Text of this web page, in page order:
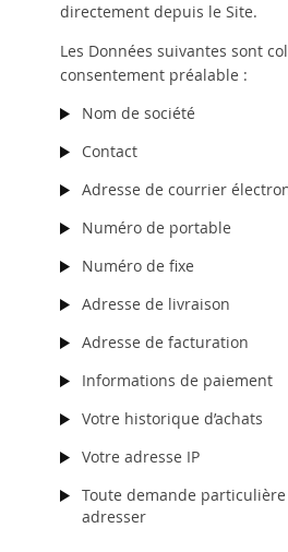
directement depuis le Site.
Les Données suivantes sont
consentement préalable :
Nom de société
Contact
Adresse de courrier
Numéro de portable
Numéro de fixe
Adresse de livraison
Adresse de facturation
Informations de paiement
Votre historique d’achats
Votre adresse IP
Toute demande
adresser